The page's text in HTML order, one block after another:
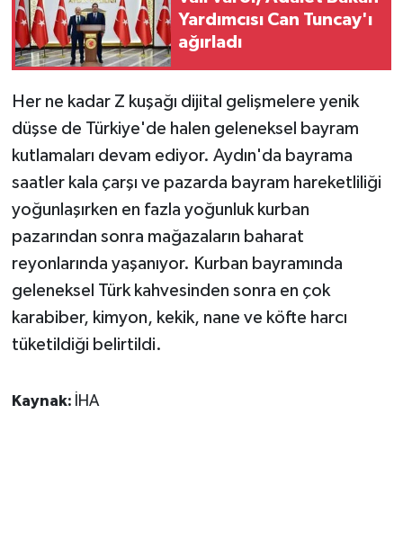
Yardımcısı Can Tuncay'ı
ağırladı
Her ne kadar Z kuşağı dijital gelişmelere yenik
düşse de Türkiye'de halen geleneksel bayram
kutlamaları devam ediyor. Aydın'da bayrama
saatler kala çarşı ve pazarda bayram hareketliliği
yoğunlaşırken en fazla yoğunluk kurban
pazarından sonra mağazaların baharat
reyonlarında yaşanıyor. Kurban bayramında
geleneksel Türk kahvesinden sonra en çok
karabiber, kimyon, kekik, nane ve köfte harcı
tüketildiği belirtildi.
Kaynak: İHA